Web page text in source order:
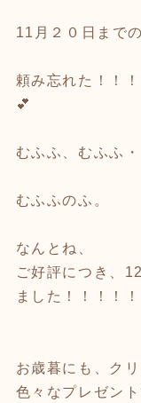
11月２０日まで
頼み忘れた！！
💕
むふふ、むふふ・
むふふのふ。
なんとね、
ご好評につき、
ました！！！！！
お歳暮にも、ク
色々なプレゼン